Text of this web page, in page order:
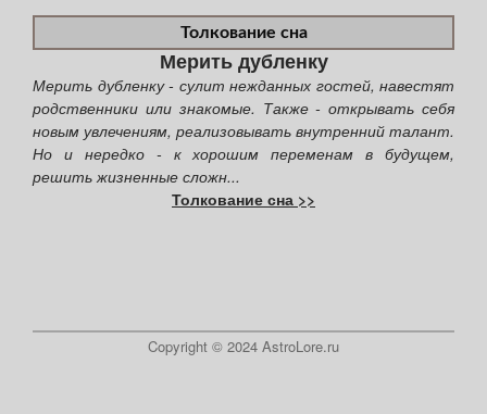
Толкование сна
Мерить дубленку
Мерить дубленку - сулит нежданных гостей, навестят
родственники или знакомые. Также - открывать себя
новым увлечениям, реализовывать внутренний талант.
Но и нередко - к хорошим переменам в будущем,
решить жизненные сложн...
Толкование сна >>
Copyright © 2024 AstroLore.ru